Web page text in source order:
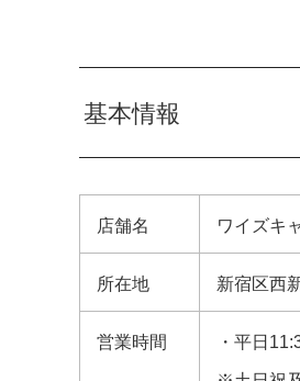
基本情報
店舗名 ワイズキ
所在地 新宿区西
営業時間 ・平日